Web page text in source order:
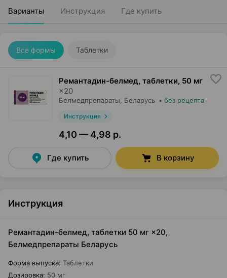
Варианты Инструкция Где купить
Все формы Таблетки
Ремантадин-белмед, таблетки, 50 мг
×20
Белмедпрепараты , Беларусь • без рецепта
Инструкция
4,10 — 4,98 р.
Где купить В корзину
Инструкция
Ремантадин-белмед, таблетки 50 мг ×20,
Белмедпрепараты Беларусь
Форма выпуска: Таблетки
Дозировка: 50 мг